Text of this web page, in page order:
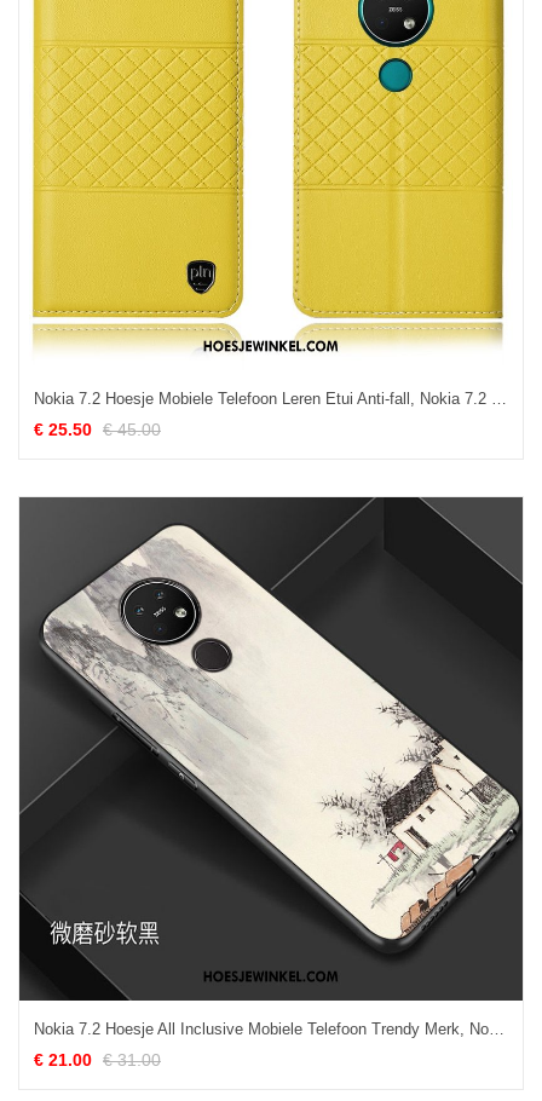
Nokia 7.2 Hoesje Mobiele Telefoon Leren Etui Anti-fall, Nokia 7.2 Hoesje Bescherming Hoes
€ 25.50 € 45.00
Nokia 7.2 Hoesje All Inclusive Mobiele Telefoon Trendy Merk, Nokia 7.2 Hoesje Persoonlijk Wit
€ 21.00 € 31.00